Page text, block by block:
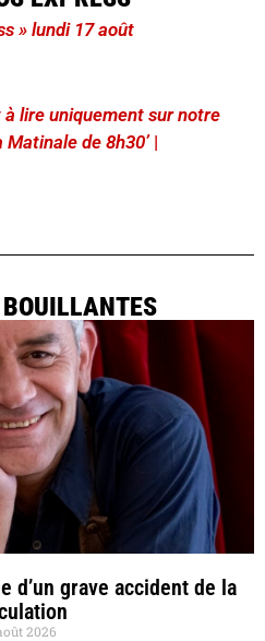
» lundi 17 août
à lire uniquement sur notre
de 8h30’|
d’un grave accident de la
2026